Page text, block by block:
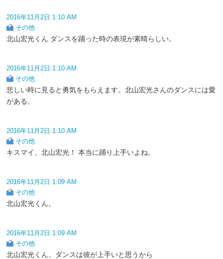
2016年11月2日 1:10 AM
その他
北山宏光くん ダンスを踊った時の表現が素晴らしい。
2016年11月2日 1:10 AM
その他
悲しい時に見ると勇気をもらえます。北山宏光さんのダンスには愛
がある。
2016年11月2日 1:10 AM
その他
キスマイ、北山宏光！ 本当に踊り上手いよね。
2016年11月2日 1:09 AM
その他
北山宏光くん。
2016年11月2日 1:09 AM
その他
北山宏光くん。ダンスは彼が上手いと思うから